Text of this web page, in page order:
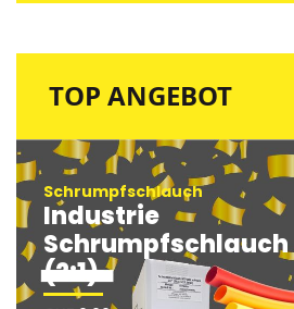
TOP ANGEBOT
Schrumpfschlauch
Industrie
Schrumpfschlauch
(2:1)